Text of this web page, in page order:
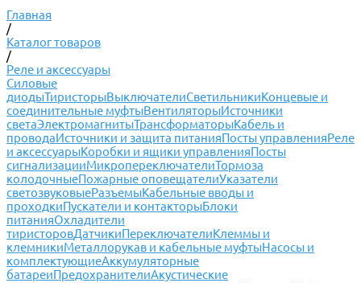
Главная
/
Каталог товаров
/
Реле и аксессуары
Силовые
диодыТиристорыВыключателиСветильникиКонцевые и
соединительные муфтыВентиляторыИсточники
светаЭлектромагнитыТрансформаторыКабель и
проводаИсточники и защита питанияПосты управленияРеле
и аксессуарыКоробки и ящики управленияПосты
сигнализацииМикропереключателиТормоза
колодочныеПожарные оповещателиУказатели
светозвуковыеРазъемыКабельные вводы и
проходкиПускатели и контакторыБлоки
питанияОхладители
тиристоровДатчикиПереключателиКлеммы и
клемникиМеталлорукав и кабельные муфтыНасосы и
комплектующиеАккумуляторные
батареиПредохранителиАкустические